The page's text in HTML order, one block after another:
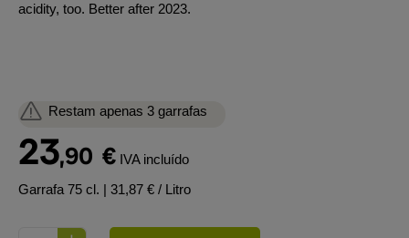
acidity, too. Better after 2023.
Restam apenas 3 garrafas
23,90 € IVA incluído
Garrafa 75 cl. | 31,87 € / Litro